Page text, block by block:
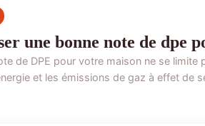
une bonne note de dpe
de DPE pour votre maison ne se
et les émissions de gaz à effet de